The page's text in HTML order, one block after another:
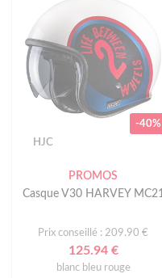
-40%
HJC
PROMOS
Casque V30 HARVEY MC21
Prix conseillé : 209.90 €
125.94 €
blanc bleu rouge